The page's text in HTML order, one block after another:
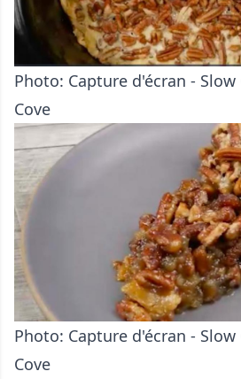
Photo: Capture d'écran - Slow
Cove
Photo: Capture d'écran - Slow
Cove